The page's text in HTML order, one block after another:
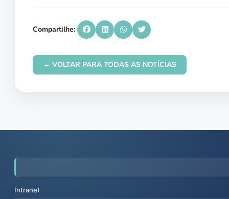
Compartilhe:
← VOLTAR PARA TODAS AS NOTÍCIAS
Intranet